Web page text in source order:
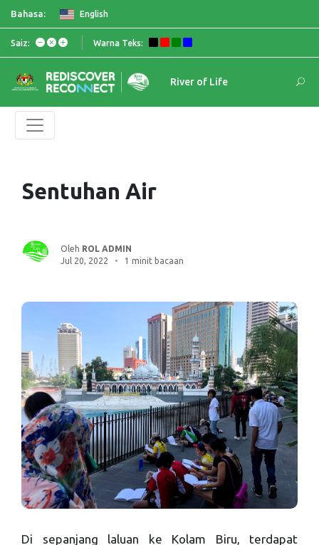
Bahasa: English
Saiz: Warna Teks:
River of Life
Sentuhan Air
Oleh ROL ADMIN
Jul 20, 2022
1 minit bacaan
Di sepanjang laluan ke Kolam Biru, terdapat